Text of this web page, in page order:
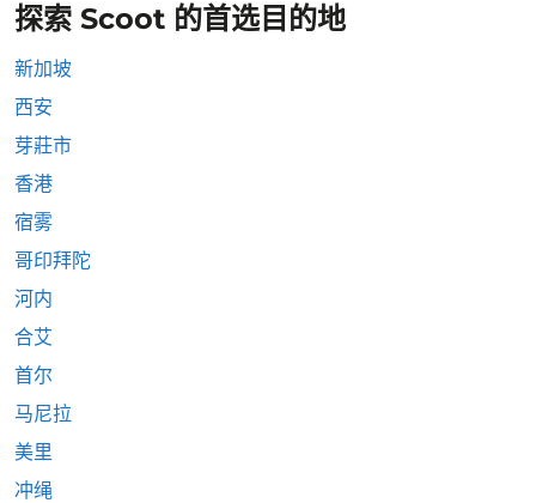
探索 Scoot 的首选目的地
新加坡
西安
芽莊市
香港
宿雾
哥印拜陀
河内
合艾
首尔
马尼拉
美里
冲绳